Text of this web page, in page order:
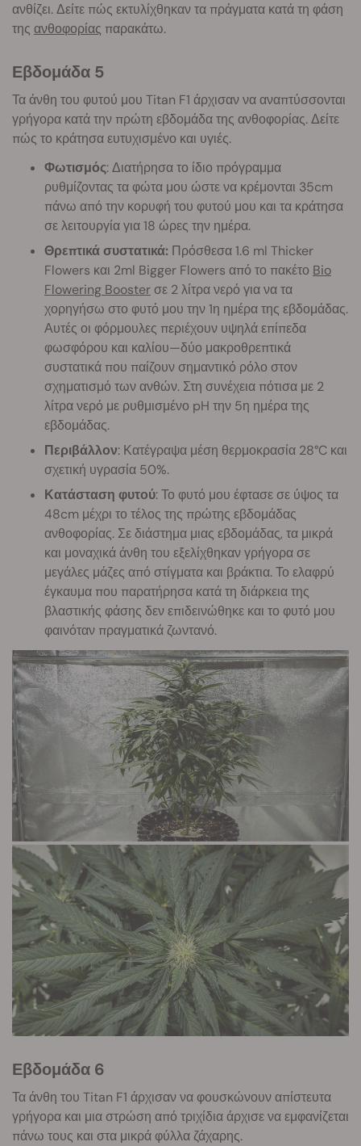
ανθίζει. Δείτε πώς εκτυλίχθηκαν τα πράγματα κατά τη φάση
της ανθοφορίας παρακάτω.
Εβδομάδα 5
Τα άνθη του φυτού μου Titan F1 άρχισαν να αναπτύσσονται
γρήγορα κατά την πρώτη εβδομάδα της ανθοφορίας. Δείτε
πώς το κράτησα ευτυχισμένο και υγιές.
Φωτισμός: Διατήρησα το ίδιο πρόγραμμα
ρυθμίζοντας τα φώτα μου ώστε να κρέμονται 35cm
πάνω από την κορυφή του φυτού μου και τα κράτησα
σε λειτουργία για 18 ώρες την ημέρα.
Θρεπτικά συστατικά: Πρόσθεσα 1.6 ml Thicker
Flowers και 2ml Bigger Flowers από το πακέτο Bio
Flowering Boosterσε 2 λίτρα νερό για να τα
χορηγήσω στο φυτό μου την 1η ημέρα της εβδομάδας.
Αυτές οι φόρμουλες περιέχουν υψηλά επίπεδα
φωσφόρου και καλίου—δύο μακροθρεπτικά
συστατικά που παίζουν σημαντικό ρόλο στον
σχηματισμό των ανθών. Στη συνέχεια πότισα με 2
λίτρα νερό με ρυθμισμένο pH την 5η ημέρα της
εβδομάδας.
Περιβάλλον: Κατέγραψα μέση θερμοκρασία 28°C και
σχετική υγρασία 50%.
Κατάσταση φυτού: Το φυτό μου έφτασε σε ύψος τα
48cm μέχρι το τέλος της πρώτης εβδομάδας
ανθοφορίας. Σε διάστημα μιας εβδομάδας, τα μικρά
και μοναχικά άνθη του εξελίχθηκαν γρήγορα σε
μεγάλες μάζες από στίγματα και βράκτια. Το ελαφρύ
έγκαυμα που παρατήρησα κατά τη διάρκεια της
βλαστικής φάσης δεν επιδεινώθηκε και το φυτό μου
φαινόταν πραγματικά ζωντανό.
Εβδομάδα 6
Τα άνθη του Titan F1 άρχισαν να φουσκώνουν απίστευτα
γρήγορα και μια στρώση από τριχίδια άρχισε να εμφανίζεται
πάνω τους και στα μικρά φύλλα ζάχαρης.